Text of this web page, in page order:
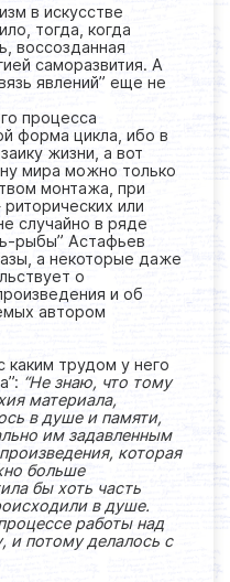
в искусстве
тогда, когда
воссозданная
саморазвития. А
явлений” еще не
процесса
форма цикла, ибо в
жизни, а вот
мира можно только
монтажа, при
или
случайно в ряде
рыбы” Астафьев
а некоторые даже
о
и об
автором
каким трудом у него
“Не знаю, что тому
материала,
в душе и памяти,
им задавленным
которая
больше
бы хоть часть
в душе.
работы над
и потому делалось с